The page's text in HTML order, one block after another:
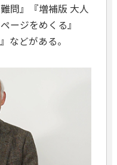
問』『増補版 大人
ージをめくる』
などがある。